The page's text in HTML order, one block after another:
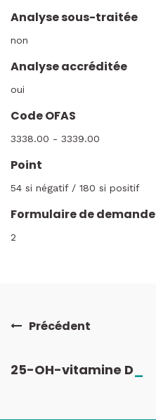
Analyse sous-traitée
non
Analyse accréditée
oui
Code OFAS
3338.00 - 3339.00
Point
54 si négatif / 180 si positif
Formulaire de demande
2
Précédent
25-OH-vitamine D